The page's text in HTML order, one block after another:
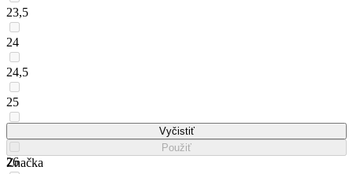
23,5
24
24,5
25
26
Vyčistiť
Použiť
Značka